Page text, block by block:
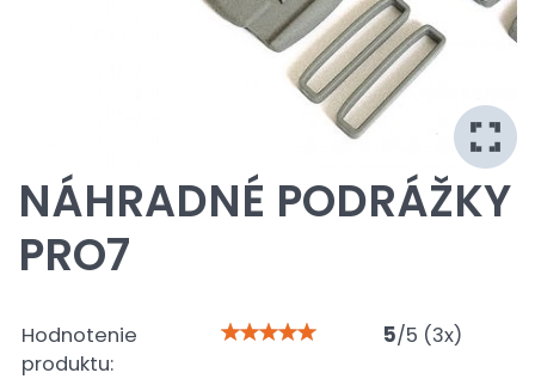
NÁHRADNÉ PODRÁŽKY
PRO7
Hodnotenie
produktu:
5/5 (3x)